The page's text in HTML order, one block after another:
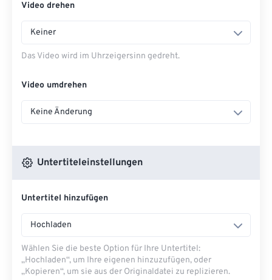
Video drehen
Keiner
Das Video wird im Uhrzeigersinn gedreht.
Video umdrehen
Keine Änderung
Untertiteleinstellungen
Untertitel hinzufügen
Hochladen
Wählen Sie die beste Option für Ihre Untertitel:
„Hochladen“, um Ihre eigenen hinzuzufügen, oder
„Kopieren“, um sie aus der Originaldatei zu replizieren.